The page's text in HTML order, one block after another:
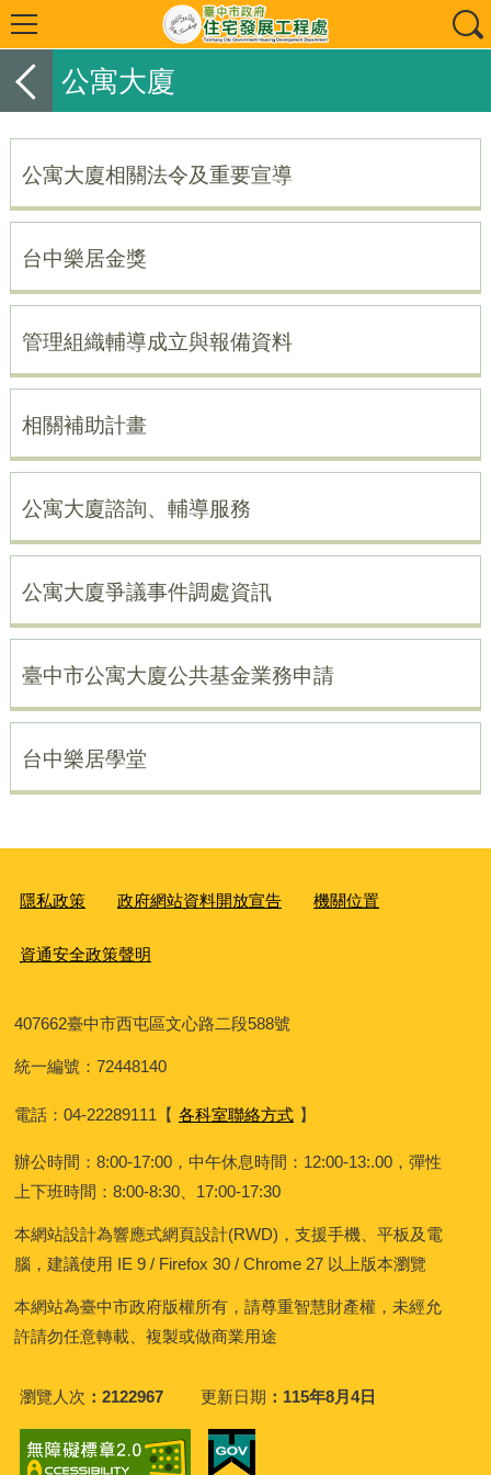
公寓大廈
公寓大廈相關法令及重要宣導
台中樂居金獎
管理組織輔導成立與報備資料
相關補助計畫
公寓大廈諮詢、輔導服務
公寓大廈爭議事件調處資訊
臺中市公寓大廈公共基金業務申請
台中樂居學堂
隱私政策 政府網站資料開放宣告 機關位置
資通安全政策聲明
407662臺中市西屯區文心路二段588號
統一編號：72448140
電話：04-22289111 【 各科室聯絡方式 】
辦公時間：8:00-17:00，中午休息時間：12:00-13:.00，彈性
上下班時間：8:00-8:30、17:00-17:30
本網站設計為響應式網頁設計(RWD)，支援手機、平板及電
腦，建議使用 IE 9 / Firefox 30 / Chrome 27 以上版本瀏覽
本網站為臺中市政府版權所有，請尊重智慧財產權，未經允
許請勿任意轉載、複製或做商業用途
瀏覽人次 2122967 更新日期 115年8月4日